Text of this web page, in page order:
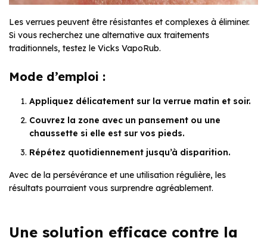
Les verrues peuvent être résistantes et complexes à éliminer.
Si vous recherchez une alternative aux traitements
traditionnels, testez le Vicks VapoRub.
Mode d’emploi :
Appliquez délicatement sur la verrue matin et soir.
Couvrez la zone avec un pansement ou une
chaussette si elle est sur vos pieds.
Répétez quotidiennement jusqu’à disparition.
Avec de la persévérance et une utilisation régulière, les
résultats pourraient vous surprendre agréablement.
Une solution efficace contre la